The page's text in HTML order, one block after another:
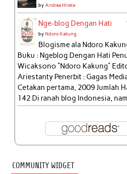
byAndrea Hirata
Nge-blog Dengan Hati
byNdoro Kakung
Blogisme ala Ndoro
Buku : Ngeblog Dengan Hati
Wicaksono “Ndoro Kakung”
Ariestanty Penerbit : Gagas
Cetakan pertama, 2009 Jumlah
142 Di ranah blog Indonesia,
COMMUNITY WIDGET